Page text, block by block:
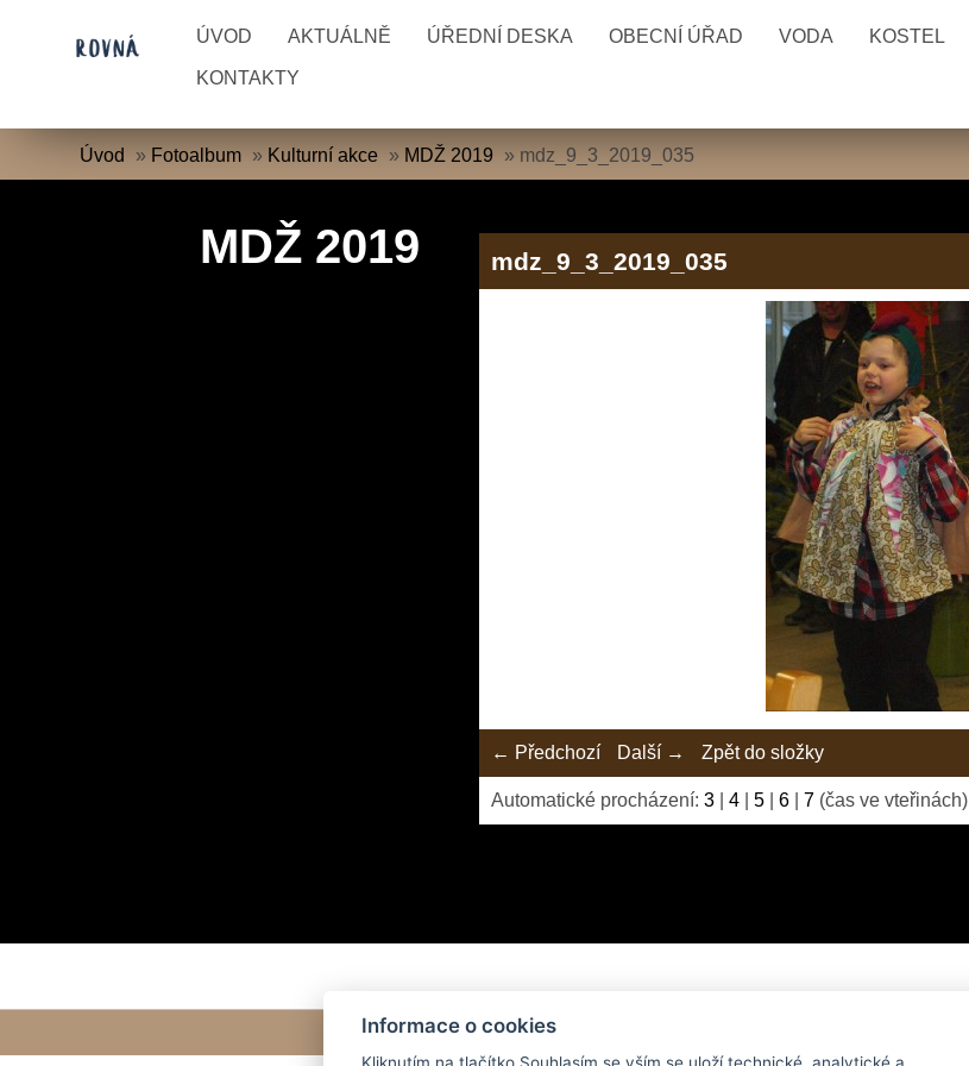
ÚVOD AKTUÁLNĚ ÚŘEDNÍ DESKA OBECNÍ ÚŘAD VODA KOSTEL
KONTAKTY
Úvod » Fotoalbum » Kulturní akce » MDŽ 2019 » mdz_9_3_2019_035
MDŽ 2019 mdz_9_3_2019_035
← Předchozí Další → Zpět do složky
Automatické procházení:3 |4 |5 |6 |7 (čas ve vteřinách)
Informace o cookies